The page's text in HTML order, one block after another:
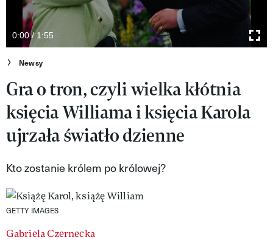
Styl życia
Kultura
Wideo
Nasze akcje
VIVA!ART
VIVA!MODA
VIVA!PEOPLE POWER
VIVA!ITAKA
0:00 / 1:55
Newsy
Gra o tron, czyli wielka kłótnia
księcia Williama i księcia Karola
ujrzała światło dzienne
Kto zostanie królem po królowej?
GETTY IMAGES
Gabriela Czernecka